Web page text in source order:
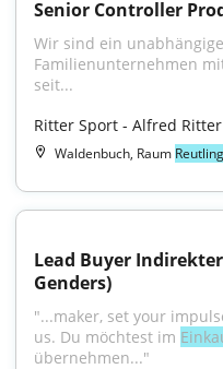
Senior Controller
Wir sind ein
Familienunternehmen
seit...
Ritter Sport - Alfred Ritter
Waldenbuch, Raum
Lead Buyer Indirekter
Genders)
"...maker, set your
us. Du möchtest im
übernehmen..."